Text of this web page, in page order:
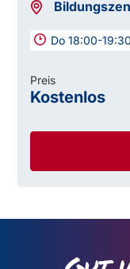
Do 18:00-19:30
Preis
Kostenlos